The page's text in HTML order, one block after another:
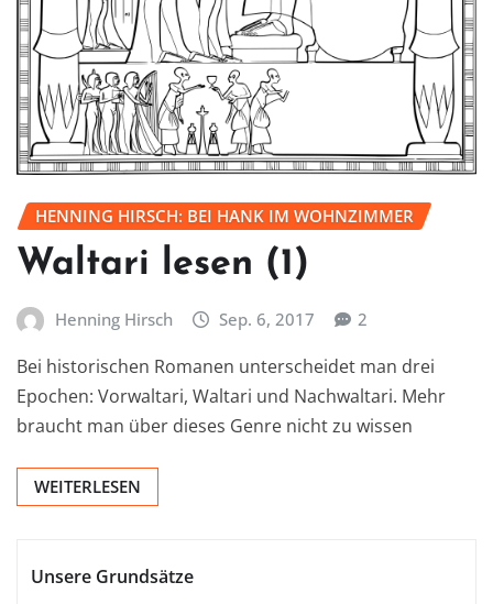
HENNING HIRSCH: BEI HANK IM WOHNZIMMER
Waltari lesen (1)
Henning Hirsch Sep. 6, 2017 2
Bei historischen Romanen unterscheidet man drei
Epochen: Vorwaltari, Waltari und Nachwaltari. Mehr
braucht man über dieses Genre nicht zu wissen
WEITERLESEN
Unsere Grundsätze